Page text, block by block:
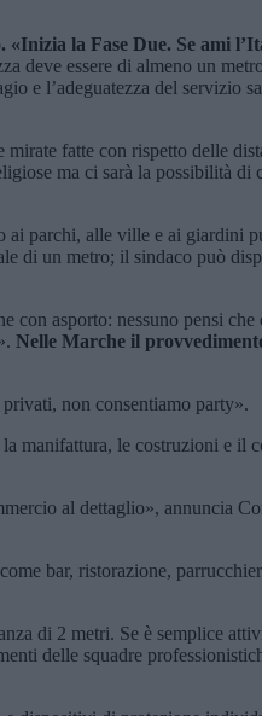
la Fase Due. Se ami
deve essere di almeno un
e l’adeguatezza del servizio
fatte con rispetto delle
ma ci sarà la possibilità di
ai parchi, alle ville e ai giardini
di un metro; il sindaco può
con asporto: nessuno pensi
Nelle Marche il
non consentiamo party».
manifattura, le costruzioni e il
al dettaglio», annuncia
bar, ristorazione,
di 2 metri. Se è semplice
delle squadre